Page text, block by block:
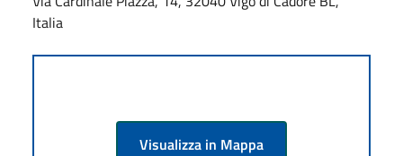
Italia
Visualizza in Mappa